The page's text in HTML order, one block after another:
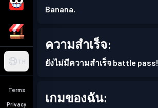
TH
Terms
Privacy
Banana.
ความสำเร็จ:
ยังไม่มีความสำเร็จ battle pass!
เกมของฉัน: